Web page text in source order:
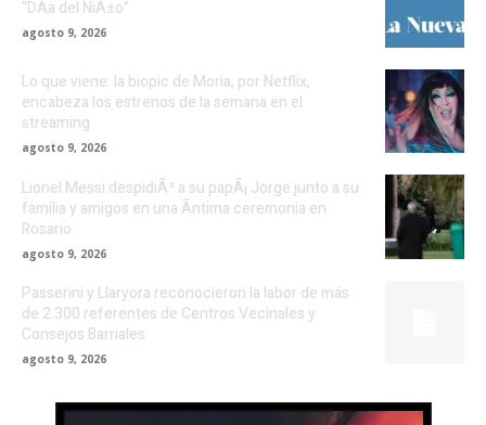
“DÃ­a del NiÃ±o”
agosto 9, 2026
Lo que viene: la biopic de Moria, por Netflix,
encabeza los estrenos de la semana en el
streaming
agosto 9, 2026
Lionel Messi despidiÃ³ a su papÃ¡ Jorge junto a su
familia y amigos en una Ã­ntima ceremonia en
Rosario
agosto 9, 2026
Passerini y Llaryora reconocieron la labor de más
de 2.300 referentes de Centros Vecinales y
Consejos Barriales
agosto 9, 2026